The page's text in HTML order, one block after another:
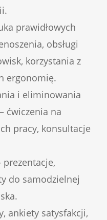
prawidłowych
obsługi
korzystania z
ergonomię.
i eliminowania
ćwiczenia na
pracy, konsultacje
prezentacje,
do samodzielnej
ankiety satysfakcji,